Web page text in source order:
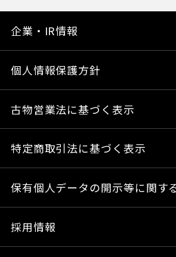
企業・IR情報
個人情報保護方針
古物営業法に基づく表示
特定商取引法に基づく表示
保有個人データの開示等に関す
採用情報